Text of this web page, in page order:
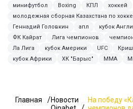
минифутбол Boxing КПЛ
хоккей
молодежная сборная Казахстана по
Геннадий Головкин
апл кубок
ФК Кайрат
Лига чемпионов
Ла Лига
кубок Америки UFC
кубок Африки
ХК "Барыс" MMA
Главная
Новости
На победу